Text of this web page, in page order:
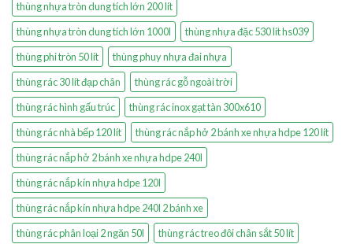
thùng nhựa tròn dung tích lớn 200 lít
thùng nhựa tròn dung tích lớn 1000l
thùng nhựa đặc 530 lít hs039
thùng phi tròn 50 lít
thùng phuy nhựa đai nhựa
thùng rác 30 lít đạp chân
thùng rác gỗ ngoài trời
thùng rác hình gấu trúc
thùng rác inox gạt tàn 300x610
thùng rác nhà bếp 120 lít
thùng rác nắp hở 2 bánh xe nhựa hdpe 120 lít
thùng rác nắp hở 2 bánh xe nhựa hdpe 240l
thùng rác nắp kín nhựa hdpe 120l
thùng rác nắp kín nhựa hdpe 240l 2 bánh xe
thùng rác phân loại 2 ngăn 50l
thùng rác treo đôi chân sắt 50 lít